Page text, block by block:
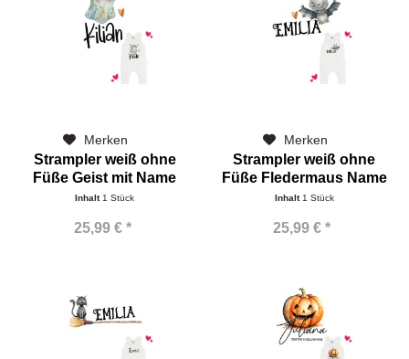
Merken
Strampler weiß ohne
Füße Geist mit Name
Inhalt 1 Stück
25,99 € *
Merken
Strampler weiß ohne
Füße Fledermaus Name
Inhalt 1 Stück
25,99 € *